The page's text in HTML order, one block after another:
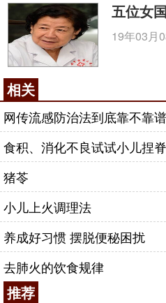
五位女
19年03月
相关
网传流感防治法到底靠不靠谱
食积、消化不良试试小儿捏脊
猪苓
小儿上火调理法
养成好习惯 摆脱便秘困扰
去肺火的饮食规律
推荐